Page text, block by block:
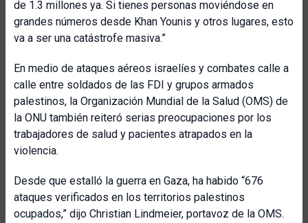
de 1.3 millones ya. Si tienes personas moviéndose en
grandes números desde Khan Younis y otros lugares, esto
va a ser una catástrofe masiva.”
En medio de ataques aéreos israelíes y combates calle a
calle entre soldados de las FDI y grupos armados
palestinos, la Organización Mundial de la Salud (OMS) de
la ONU también reiteró serias preocupaciones por los
trabajadores de salud y pacientes atrapados en la
violencia.
Desde que estalló la guerra en Gaza, ha habido “676
ataques verificados en los territorios palestinos
ocupados,” dijo Christian Lindmeier, portavoz de la OMS.